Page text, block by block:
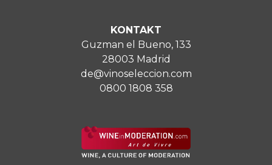
KONTAKT
Guzman el Bueno, 133
28003 Madrid
de@vinoseleccion.com
0800 1808 358